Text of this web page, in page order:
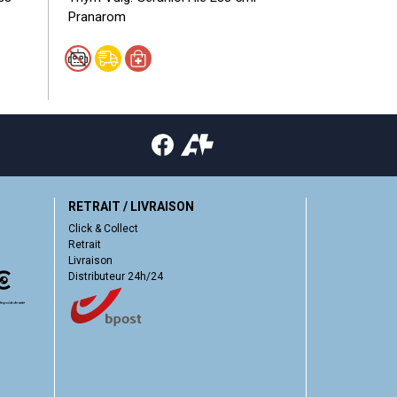
Pranarom
RETRAIT / LIVRAISON
Click & Collect
Retrait
Livraison
Distributeur 24h/24